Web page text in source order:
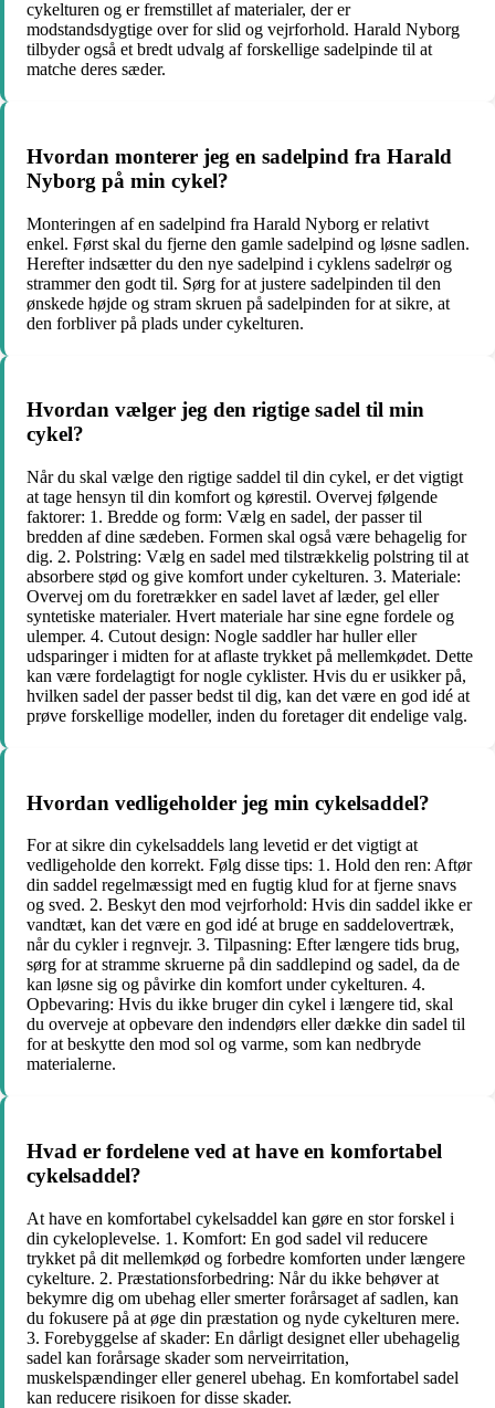
cykelturen og er fremstillet af materialer, der er
modstandsdygtige over for slid og vejrforhold. Harald Nyborg
tilbyder også et bredt udvalg af forskellige sadelpinde til at
matche deres sæder.
Hvordan monterer jeg en sadelpind fra Harald
Nyborg på min cykel?
Monteringen af en sadelpind fra Harald Nyborg er relativt
enkel. Først skal du fjerne den gamle sadelpind og løsne sadlen.
Herefter indsætter du den nye sadelpind i cyklens sadelrør og
strammer den godt til. Sørg for at justere sadelpinden til den
ønskede højde og stram skruen på sadelpinden for at sikre, at
den forbliver på plads under cykelturen.
Hvordan vælger jeg den rigtige sadel til min
cykel?
Når du skal vælge den rigtige saddel til din cykel, er det vigtigt
at tage hensyn til din komfort og kørestil. Overvej følgende
faktorer: 1. Bredde og form: Vælg en sadel, der passer til
bredden af dine sædeben. Formen skal også være behagelig for
dig. 2. Polstring: Vælg en sadel med tilstrækkelig polstring til at
absorbere stød og give komfort under cykelturen. 3. Materiale:
Overvej om du foretrækker en sadel lavet af læder, gel eller
syntetiske materialer. Hvert materiale har sine egne fordele og
ulemper. 4. Cutout design: Nogle saddler har huller eller
udsparinger i midten for at aflaste trykket på mellemkødet. Dette
kan være fordelagtigt for nogle cyklister. Hvis du er usikker på,
hvilken sadel der passer bedst til dig, kan det være en god idé at
prøve forskellige modeller, inden du foretager dit endelige valg.
Hvordan vedligeholder jeg min cykelsaddel?
For at sikre din cykelsaddels lang levetid er det vigtigt at
vedligeholde den korrekt. Følg disse tips: 1. Hold den ren: Aftør
din saddel regelmæssigt med en fugtig klud for at fjerne snavs
og sved. 2. Beskyt den mod vejrforhold: Hvis din saddel ikke er
vandtæt, kan det være en god idé at bruge en saddelovertræk,
når du cykler i regnvejr. 3. Tilpasning: Efter længere tids brug,
sørg for at stramme skruerne på din saddlepind og sadel, da de
kan løsne sig og påvirke din komfort under cykelturen. 4.
Opbevaring: Hvis du ikke bruger din cykel i længere tid, skal
du overveje at opbevare den indendørs eller dække din sadel til
for at beskytte den mod sol og varme, som kan nedbryde
materialerne.
Hvad er fordelene ved at have en komfortabel
cykelsaddel?
At have en komfortabel cykelsaddel kan gøre en stor forskel i
din cykeloplevelse. 1. Komfort: En god sadel vil reducere
trykket på dit mellemkød og forbedre komforten under længere
cykelture. 2. Præstationsforbedring: Når du ikke behøver at
bekymre dig om ubehag eller smerter forårsaget af sadlen, kan
du fokusere på at øge din præstation og nyde cykelturen mere.
3. Forebyggelse af skader: En dårligt designet eller ubehagelig
sadel kan forårsage skader som nerveirritation,
muskelspændinger eller generel ubehag. En komfortabel sadel
kan reducere risikoen for disse skader.